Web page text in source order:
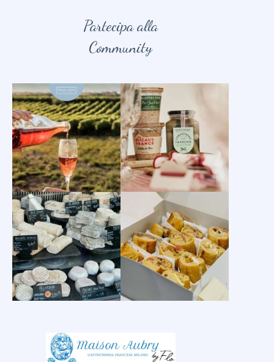
Partecipa alla
Community